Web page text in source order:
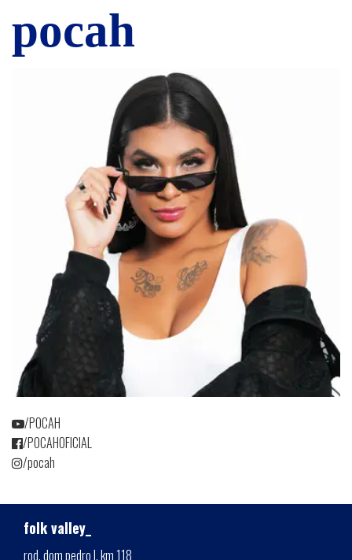
pocah
/POCAH
/POCAHOFICIAL
/pocah
folk valley_
rod. dom pedro I, km 118